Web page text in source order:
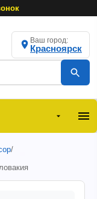
Ваш город:
Красноярск
/